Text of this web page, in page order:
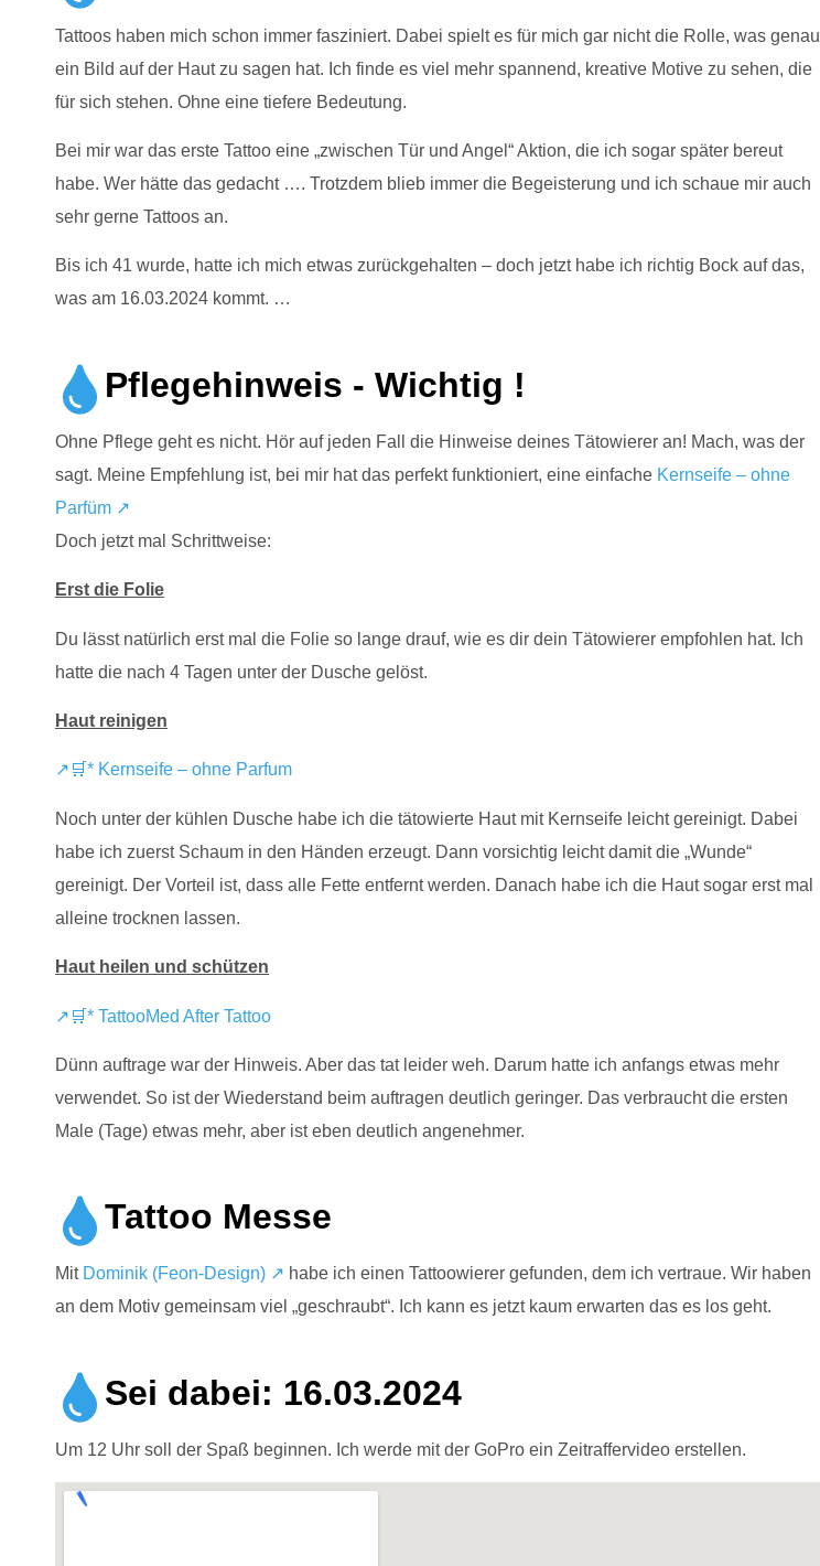
Tattoos haben mich schon immer fasziniert. Dabei spielt es für mich gar nicht die Rolle, was genau
ein Bild auf der Haut zu sagen hat. Ich finde es viel mehr spannend, kreative Motive zu sehen, die
für sich stehen. Ohne eine tiefere Bedeutung.
Bei mir war das erste Tattoo eine „zwischen Tür und Angel“ Aktion, die ich sogar später bereut
habe. Wer hätte das gedacht …. Trotzdem blieb immer die Begeisterung und ich schaue mir auch
sehr gerne Tattoos an.
Bis ich 41 wurde, hatte ich mich etwas zurückgehalten – doch jetzt habe ich richtig Bock auf das,
was am 16.03.2024 kommt. …
Pflegehinweis - Wichtig !
Ohne Pflege geht es nicht. Hör auf jeden Fall die Hinweise deines Tätowierer an! Mach, was der
sagt. Meine Empfehlung ist, bei mir hat das perfekt funktioniert, eine einfache Kernseife – ohne
Parfüm ↗
Doch jetzt mal Schrittweise:
Erst die Folie
Du lässt natürlich erst mal die Folie so lange drauf, wie es dir dein Tätowierer empfohlen hat. Ich
hatte die nach 4 Tagen unter der Dusche gelöst.
Haut reinigen
↗🛒* Kernseife – ohne Parfum
Noch unter der kühlen Dusche habe ich die tätowierte Haut mit Kernseife leicht gereinigt. Dabei
habe ich zuerst Schaum in den Händen erzeugt. Dann vorsichtig leicht damit die „Wunde“
gereinigt. Der Vorteil ist, dass alle Fette entfernt werden. Danach habe ich die Haut sogar erst mal
alleine trocknen lassen.
Haut heilen und schützen
↗🛒* TattooMed After Tattoo
Dünn auftrage war der Hinweis. Aber das tat leider weh. Darum hatte ich anfangs etwas mehr
verwendet. So ist der Wiederstand beim auftragen deutlich geringer. Das verbraucht die ersten
Male (Tage) etwas mehr, aber ist eben deutlich angenehmer.
Tattoo Messe
Mit Dominik (Feon-Design) ↗️ habe ich einen Tattoowierer gefunden, dem ich vertraue. Wir haben
an dem Motiv gemeinsam viel „geschraubt“. Ich kann es jetzt kaum erwarten das es los geht.
Sei dabei: 16.03.2024
Um 12 Uhr soll der Spaß beginnen. Ich werde mit der GoPro ein Zeitraffervideo erstellen.